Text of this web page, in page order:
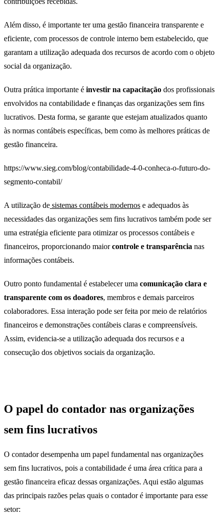
Além disso, é importante ter uma gestão financeira transparente e
eficiente, com processos de controle interno bem estabelecido, que
garantam a utilização adequada dos recursos de acordo com o objeto
social da organização.
Outra prática importante é investir na capacitação dos profissionais
envolvidos na contabilidade e finanças das organizações sem fins
lucrativos. Desta forma, se garante que estejam atualizados quanto
às normas contábeis específicas, bem como às melhores práticas de
gestão financeira.
https://www.sieg.com/blog/contabilidade-4-0-conheca-o-futuro-do-
segmento-contabil/
A utilização de sistemas contábeis modernos e adequados às
necessidades das organizações sem fins lucrativos também pode ser
uma estratégia eficiente para otimizar os processos contábeis e
financeiros, proporcionando maiorcontrole e transparência nas
informações contábeis.
Outro ponto fundamental é estabelecer uma comunicação clara e
transparente com os doadores, membros e demais parceiros
colaboradores. Essa interação pode ser feita por meio de relatórios
financeiros e demonstrações contábeis claras e compreensíveis.
Assim, evidencia-se a utilização adequada dos recursos e a
consecução dos objetivos sociais da organização.
O papel do contador nas organizações
sem fins lucrativos
O contador desempenha um papel fundamental nas organizações
sem fins lucrativos, pois a contabilidade é uma área crítica para a
gestão financeira eficaz dessas organizações. Aqui estão algumas
das principais razões pelas quais o contador é importante para esse
setor: